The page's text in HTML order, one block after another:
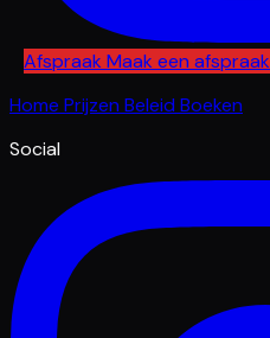
Afspraak Maak een afspraak
Home Prijzen Beleid Boeken
Social